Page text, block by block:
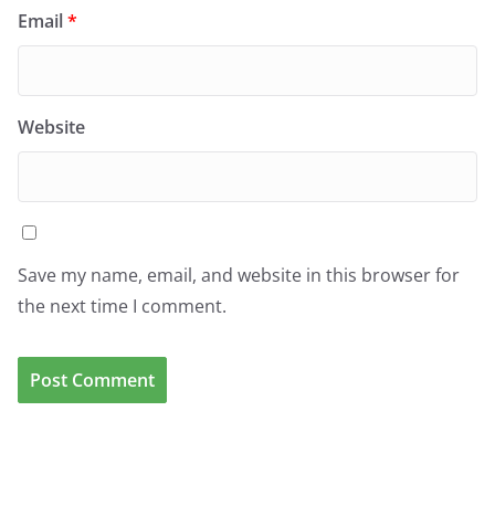
Email*
Website
Save my name, email, and website in this browser for
the next time I comment.